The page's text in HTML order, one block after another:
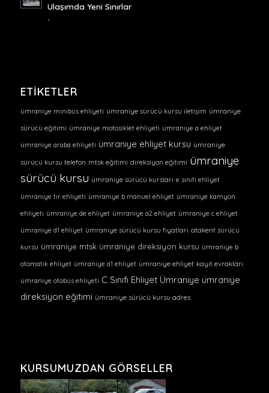
Ulaşımda Yeni Sınırlar
-
ETIKETLER
ümraniye minibüs ehliyeti ümraniye sürücü kursu iletişim ümraniye
sürücü eğitimi ümraniye motosiklet ehliyeti ümraniye a ehliyet
ümraniye araba ehliyeti ümraniye ehliyet kursu ümraniye
sürücü kursu telefon mtsk eğitimi direksiyon eğitimi ümraniye
sürücü kursu ümraniye sürücü kursları e sınıfı ehliyet
ümraniye tır ehliyeti ümraniye b manuel ehliyet ümraniye kamyon
ehliyeti ümraniye de ehliyet ümraniye a2 ehliyet ümraniye c ehliyet
ümraniye d1 ehliyet ümraniye sürücü kursu fiyatları atakent sürücü
kursu ümraniye mtsk ümraniye direksiyon kursu ümraniye b
otomatik ehliyet ümraniye a1 ehliyet ümraniye ehliyet kayıt evrakları
ümraniye otobüs ehliyeti C Sınıfı Ehliyet Ümraniye ümraniye
direksiyon eğitimi ümraniye sürücü kursu adres
KURSUMUZDAN GÖRSELLER